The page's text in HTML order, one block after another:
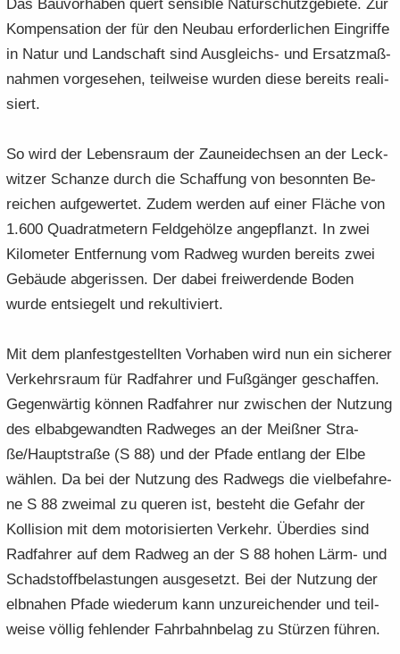
Das Bau­vor­ha­ben quert sen­si­ble Na­tur­schutz­ge­bie­te. Zur
Kom­pen­sa­ti­on der für den Neu­bau er­for­der­li­chen Ein­grif­fe
in Natur und Land­schaft sind Ausgleichs-​ und Er­satz­maß­
nah­men vor­ge­se­hen, teil­wei­se wur­den diese be­reits rea­li­
siert.
So wird der Le­bens­raum der Zaun­ei­dech­sen an der Leck­
wit­zer Schan­ze durch die Schaf­fung von be­sonn­ten Be­
rei­chen auf­ge­wer­tet. Zudem wer­den auf einer Flä­che von
1.600 Qua­drat­me­tern Feld­ge­höl­ze an­ge­pflanzt. In zwei
Ki­lo­me­ter Ent­fer­nung vom Rad­weg wur­den be­reits zwei
Ge­bäu­de ab­ge­ris­sen. Der dabei frei­wer­den­de Boden
wurde ent­sie­gelt und re­kul­ti­viert.
Mit dem plan­fest­ge­stell­ten Vor­ha­ben wird nun ein si­che­rer
Ver­kehrs­raum für Rad­fah­rer und Fuß­gän­ger ge­schaf­fen.
Ge­gen­wär­tig kön­nen Rad­fah­rer nur zwi­schen der Nut­zung
des elb­ab­ge­wand­ten Rad­we­ges an der Meiß­ner Stra­
ße/Haupt­stra­ße (S 88) und der Pfade ent­lang der Elbe
wäh­len. Da bei der Nut­zung des Rad­wegs die viel­be­fah­re­
ne S 88 zwei­mal zu que­ren ist, be­steht die Ge­fahr der
Kol­li­si­on mit dem mo­to­ri­sier­ten Ver­kehr. Über­dies sind
Rad­fah­rer auf dem Rad­weg an der S 88 hohen Lärm- und
Schad­stoff­be­las­tun­gen aus­ge­setzt. Bei der Nut­zung der
elb­na­hen Pfade wie­der­um kann un­zu­rei­chen­der und teil­
wei­se völ­lig feh­len­der Fahr­bahn­be­lag zu Stür­zen füh­ren.